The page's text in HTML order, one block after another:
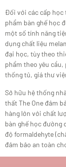
Đối với các cấp học
phẩm bàn ghế học
một số tính năng
dụng chất liệu
đại học, tùy theo
phẩm theo yêu
thống tủ, giá thư
Sở hữu hệ thống
thất The One đảm
hàng lớn với chất
bàn ghế học đường
độ formaldehyte
đảm bảo an toàn